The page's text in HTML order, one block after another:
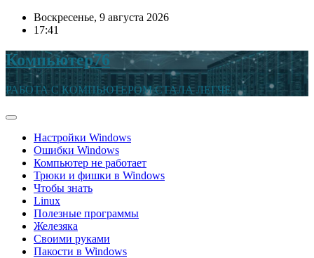
ПерейтиВоскресенье, 9 августа 2026
17:41
Компьютер76
РАБОТА С КОМПЬЮТЕРОМ СТАЛА ЛЕГЧЕ
Настройки Windows
Ошибки Windows
Компьютер не работает
Трюки и фишки в Windows
Чтобы знать
Linux
Полезные программы
Железяка
Своими руками
Пакости в Windows